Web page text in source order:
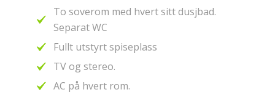
To soverom med hvert sitt dusjbad.
Separat WC
Fullt utstyrt spiseplass
TV og stereo.
AC på hvert rom.